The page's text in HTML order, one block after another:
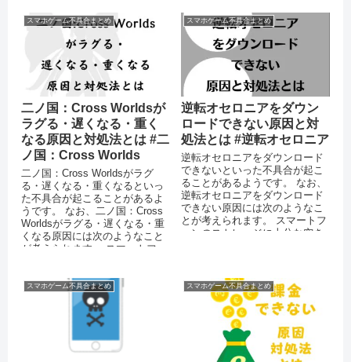
スマホゲーム不具合まとめ
二ノ国：Cross Worldsが
ラグる・遅くなる・重く
なる原因と対処法とは #二
ノ国：Cross Worlds
二ノ国：Cross Worldsがラグ
る・遅くなる・重くなるといっ
た不具合が起こることがあるよ
うです。 なお、二ノ国：Cross
Worldsがラグる・遅くなる・重
くなる原因には次のようなこと
が考えられます。 スマートフォ
スマホゲーム不具合まとめ
逆転オセロニアをダウン
ロードできない原因と対
処法とは #逆転オセロニア
逆転オセロニアをダウンロード
できないといった不具合が起こ
ることがあるようです。 なお、
逆転オセロニアをダウンロード
できない原因には次のようなこ
とが考えられます。 スマートフ
ォンのストレージに十分な空き
スマホゲーム不具合まとめ スマホゲーム不具合まとめ